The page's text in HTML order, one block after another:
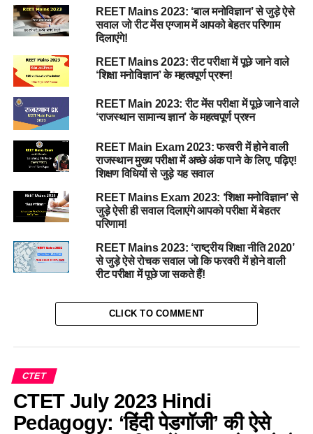
REET Mains 2023: ‘बाल मनोविज्ञान’ से जुड़े ऐसे
सवाल जो रीट मेंस एग्जाम में आपको बेहतर परिणाम
दिलाएंगे!
REET Mains 2023: रीट परीक्षा में पूछे जाने वाले
‘शिक्षा मनोविज्ञान’ के महत्वपूर्ण प्रश्न!
REET Main 2023: रीट मेंस परीक्षा में पूछे जाने वाले
‘राजस्थान सामान्य ज्ञान’ के महत्वपूर्ण प्रश्न
REET Main Exam 2023: फरवरी में होने वाली
राजस्थान मुख्य परीक्षा में अच्छे अंक पाने के लिए, पढ़िए!
शिक्षण विधियों से जुड़े यह सवाल
REET Mains Exam 2023: ‘शिक्षा मनोविज्ञान’ से
जुड़े ऐसी ही सवाल दिलाएंगे आपको परीक्षा में बेहतर
परिणाम!
REET Mains 2023: ‘राष्ट्रीय शिक्षा नीति 2020’
से जुड़े ऐसे रोचक सवाल जो कि फरवरी में होने वाली
रीट परीक्षा में पूछे जा सकते हैं!
CLICK TO COMMENT
CTET
CTET July 2023 Hindi
Pedagogy: ‘हिंदी पेडगॉजी’ की ऐसे